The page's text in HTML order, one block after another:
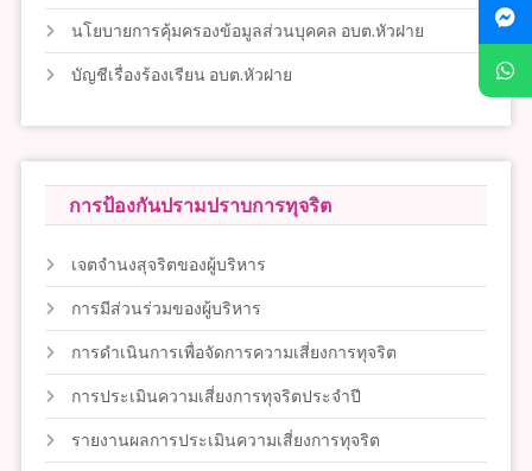
นโยบายการคุ้มครองข้อมูลส่วนบุคคล อบต.หัวฝาย
บัญชีเรื่องร้องเรียน อบต.หัวฝาย
การป้องกันปรามปราบการทุจริต
เจตจำนงสุจริตของผู้บริหาร
การมีส่วนร่วมของผู้บริหาร
การดำเนินการเพื่อจัดการความเสี่ยงการทุจริต
การประเมินความเสี่ยงการทุจริตประจำปี
รายงานผลการประเมินความเสี่ยงการทุจริต